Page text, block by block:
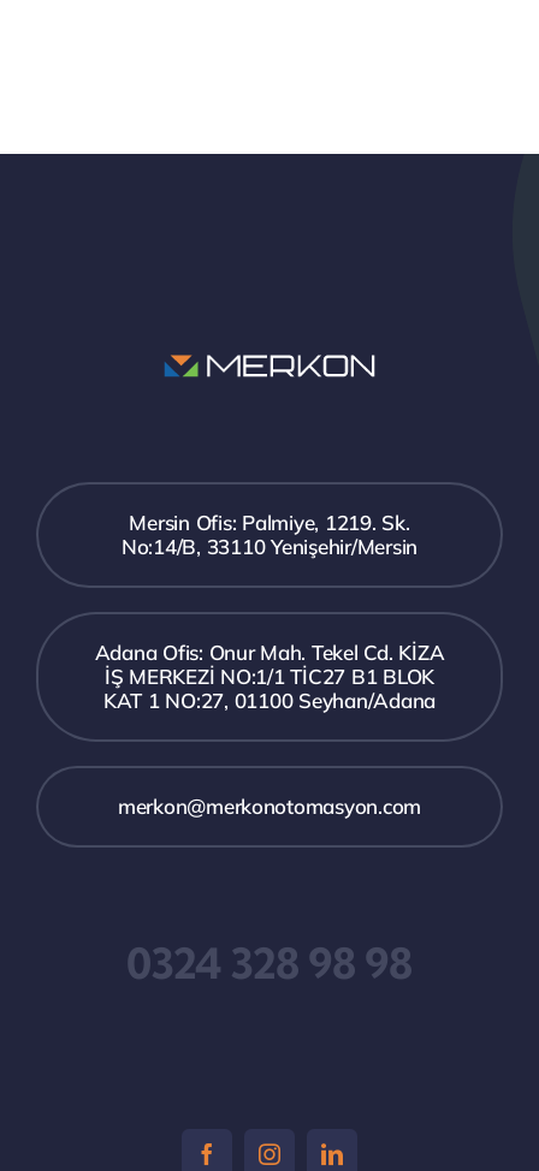
Mersin Ofis: Palmiye, 1219. Sk.
No:14/B, 33110 Yenişehir/Mersin
Adana Ofis: Onur Mah. Tekel Cd. KİZA
İŞ MERKEZİ NO:1/1 TİC27 B1 BLOK
KAT 1 NO:27, 01100 Seyhan/Adana
merkon@merkonotomasyon.com
0324 328 98 98